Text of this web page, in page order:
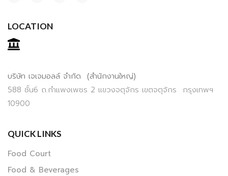
LOCATION
บริษัท เจเจมอลล์ จำกัด (สำนักงานใหญ่)
588 ชั้น6 ถ.กำแพงเพชร 2 แขวงจตุจักร เขตจตุจักร กรุงเทพฯ
10900
QUICK LINKS
Food Court
Food & Beverages